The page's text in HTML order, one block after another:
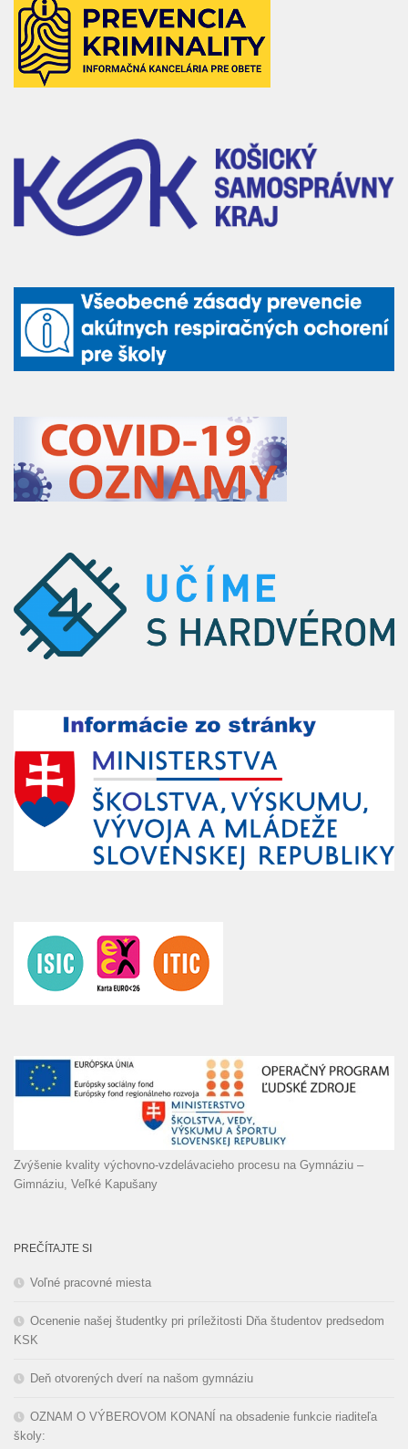
Zvýšenie kvality výchovno-vzdelávacieho procesu na Gymnáziu –
Gimnáziu, Veľké Kapušany
PREČÍTAJTE SI
Voľné pracovné miesta
Ocenenie našej študentky pri príležitosti Dňa študentov predsedom
KSK
Deň otvorených dverí na našom gymnáziu
OZNAM O VÝBEROVOM KONANÍ na obsadenie funkcie riaditeľa
školy: